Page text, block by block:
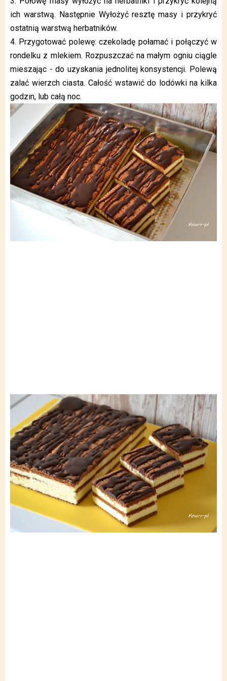
ich warstwą. Następnie Wyłożyć resztę masy i przykryć
ostatnią warstwą herbatników.
4. Przygotować polewę: czekoladę połamać i połączyć w
rondelku z mlekiem. Rozpuszczać na małym ogniu ciągle
mieszając - do uzyskania jednolitej konsystencji. Polewą
zalać wierzch ciasta. Całość wstawić do lodówki na kilka
godzin, lub całą noc.